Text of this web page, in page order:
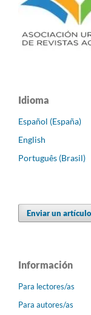
Idioma
Español (España)
English
Português (Brasil)
Enviar un artículo
Información
Para lectores/as
Para autores/as